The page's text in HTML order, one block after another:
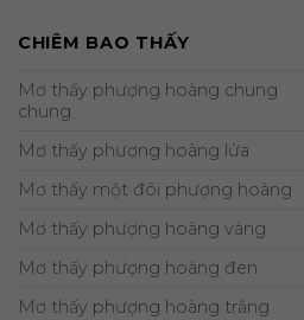
CHIÊM BAO THẤY
Mơ thấy phượng hoàng chung
chung
Mơ thấy phượng hoàng lửa
Mơ thấy một đôi phượng hoàng
Mơ thấy phượng hoàng vàng
Mơ thấy phượng hoàng đen
Mơ thấy phượng hoàng trắng